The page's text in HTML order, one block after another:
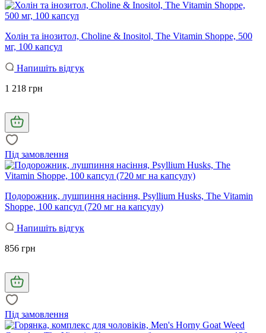
Холін та інозитол, Choline & Inositol, The Vitamin Shoppe, 500
мг, 100 капсул
Напишіть відгук
1 218 грн
Під замовлення
Подорожник, лушпиння насіння, Psyllium Husks, The Vitamin
Shoppe, 100 капсул (720 мг на капсулу)
Напишіть відгук
856 грн
Під замовлення